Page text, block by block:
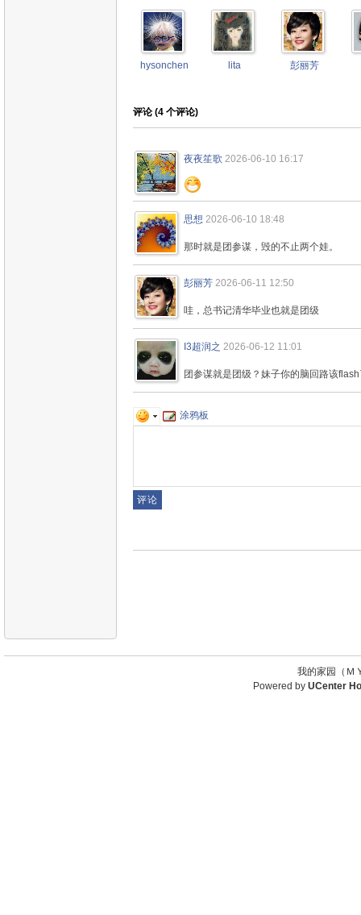
hysonchen lita 彭丽芳
评论 (4 个评论)
夜夜笙歌 2026-06-10 16:17
思想 2026-06-10 18:48
那时就是团参谋，毁的不止两个娃。
彭丽芳 2026-06-11 12:50
哇，总书记清华毕业也就是团级
I3超润之 2026-06-12 11:01
团参谋就是团级？妹子你的脑回路该
涂鸦板
我的家园（
Powered by UCenter